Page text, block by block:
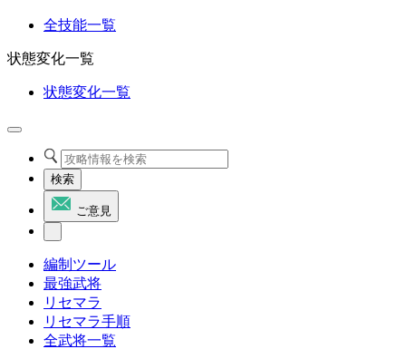
全技能一覧
状態変化一覧
状態変化一覧
検索
ご意見
編制ツール
最強武将
リセマラ
リセマラ手順
全武将一覧